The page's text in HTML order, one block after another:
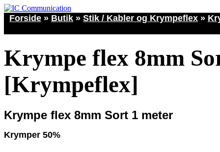
Forside » Butik » Stik / Kabler og Krympeflex »
Krympe flex 8mm
[Krympeflex]
Krympe flex 8mm Sort 1 meter
Krymper 50%